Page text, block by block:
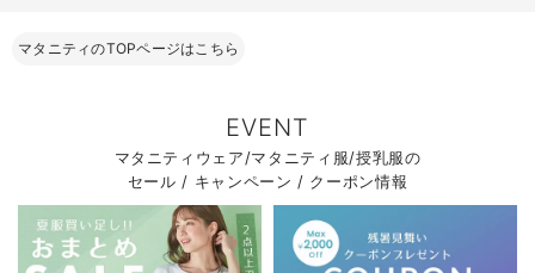
マタニティのTOPページはこちら
EVENT
マタニティウェア/マタニティ服/授乳服の
セール / キャンペーン / クーポン情報